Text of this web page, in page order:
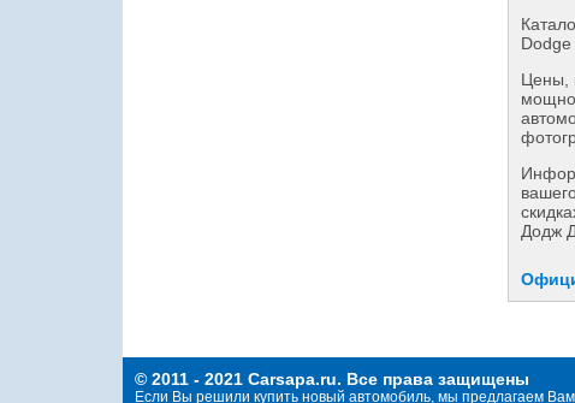
Dodge
Цены,
Додж
© 2011 - 2021 Carsapa.ru. Все права защищены
Если Вы решили купить новый автомобиль, мы предлагаем